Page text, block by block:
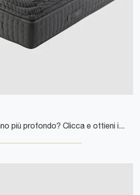
Vuoi garantirti il sonno più profondo? Clicca e ottieni informazioni sul materasso Divino tra i modelli a molle insacchettate matrimoniali di ...